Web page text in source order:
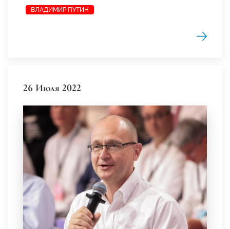
ВЛАДИМИР ПУТИН
26 Июля 2022